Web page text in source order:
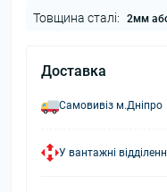
Товщина сталі: 2мм
Доставка
Самовивіз м.Дніпро
У вантажні